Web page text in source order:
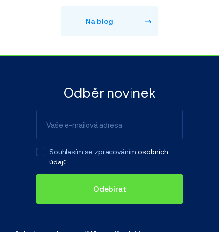
Na blog
Odběr novinek
Souhlasím se zpracováním osobních
údajů
Odebírat